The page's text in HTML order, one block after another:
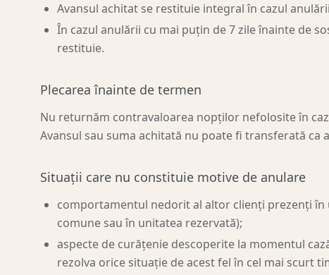
Avansul achitat se restituie integral în cazul
În cazul anulării cu mai puțin de 7 zile înainte de
restituie.
Plecarea înainte de termen
Nu returnăm contravaloarea nopților nefolosite în
Avansul sau suma achitată nu poate fi transferată ca
Situații care nu constituie motive de anulare
comportamentul nedorit al altor clienți prezenți în
comune sau în unitatea rezervată);
aspecte de curățenie descoperite la momentul
rezolva orice situație de acest fel în cel mai scurt